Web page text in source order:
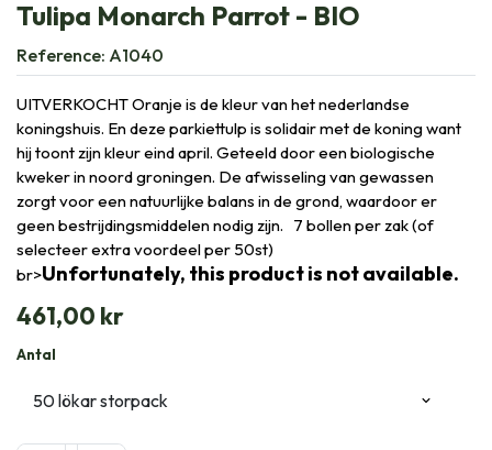
Tulipa Monarch Parrot - BIO
Reference: A1040
UITVERKOCHT Oranje is de kleur van het nederlandse
koningshuis. En deze parkiettulp is solidair met de koning want
hij toont zijn kleur eind april. Geteeld door een biologische
kweker in noord groningen. De afwisseling van gewassen
zorgt voor een natuurlijke balans in de grond, waardoor er
geen bestrijdingsmiddelen nodig zijn. 7 bollen per zak (of
selecteer extra voordeel per 50st)
br>Unfortunately, this product is not available.
461,00 kr
Antal